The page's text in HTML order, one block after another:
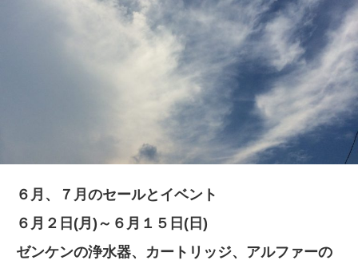
６月、７月のセールとイベント
６月２日(月)～６月１５日(日)
ゼンケンの浄水器、カートリッジ、アルファーの